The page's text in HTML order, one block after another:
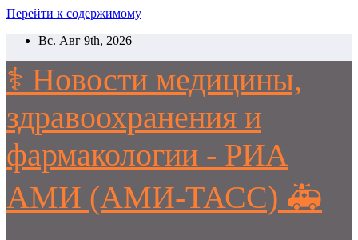
Перейти к содержимому
Вс. Авг 9th, 2026
⚕️ Новости медицины,
здравоохранения и
фармакологии - РИА
АМИ (АМИ-ТАСС) 🚑